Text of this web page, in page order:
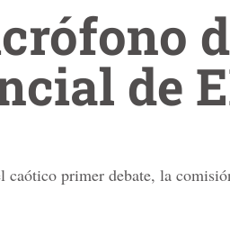
de
primer debate, la